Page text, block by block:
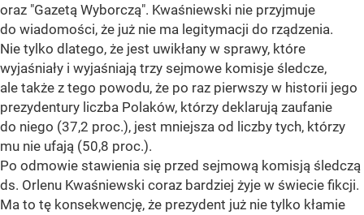
oraz "Gazetą Wyborczą". Kwaśniewski nie przyjmuje
do wiadomości, że już nie ma legitymacji do rządzenia.
Nie tylko dlatego, że jest uwikłany w sprawy, które
wyjaśniały i wyjaśniają trzy sejmowe komisje śledcze,
ale także z tego powodu, że po raz pierwszy w historii jego
prezydentury liczba Polaków, którzy deklarują zaufanie
do niego (37,2 proc.), jest mniejsza od liczby tych, którzy
mu nie ufają (50,8 proc.).
Po odmowie stawienia się przed sejmową komisją śledczą
ds. Orlenu Kwaśniewski coraz bardziej żyje w świecie fikcji.
Ma to tę konsekwencję, że prezydent już nie tylko kłamie